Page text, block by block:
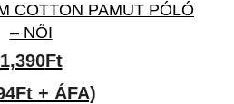
COTTON PAMUT PÓLÓ
– NŐI
1,390Ft
+ ÁFA)